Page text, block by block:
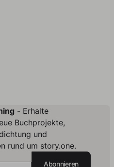
- Erhalte
Buchprojekte,
und
rund um story.one.
Abonnieren